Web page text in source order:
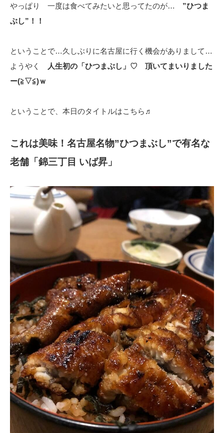
やっぱり 一度は食べてみたいと思ってたのが… ”ひつま
ぶし”！！
ということで…久しぶりに名古屋に行く機会がありまして…
ようやく
人生初の「ひつまぶし」♡ 頂いてまいりました
ー(≧▽≦)ｗ
ということで、本日のタイトルはこちら♬
これは美味！名古屋名物”ひつまぶし”で有名な
老舗「錦三丁目 いば昇」